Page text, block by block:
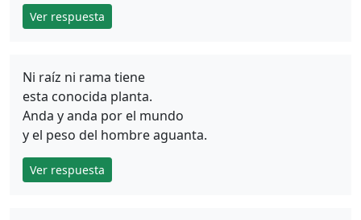
Ver respuesta
Ni raíz ni rama tiene
esta conocida planta.
Anda y anda por el mundo
y el peso del hombre aguanta.
Ver respuesta